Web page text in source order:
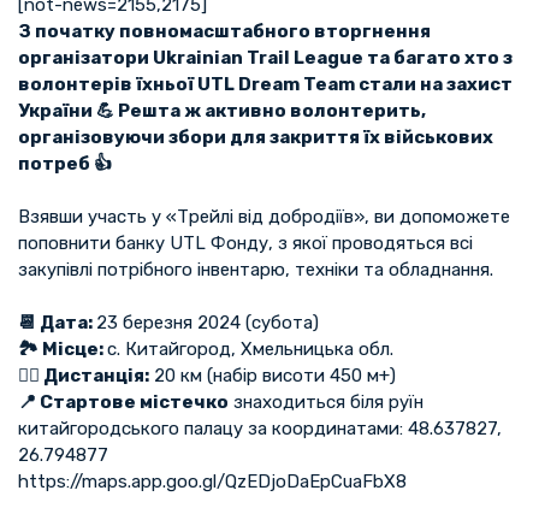
[not-news=2155,2175]
З початку повномасштабного вторгнення
організатори Ukrainian Trail League та багато хто з
волонтерів їхньої UTL Dream Team стали на захист
України 💪 Решта ж активно волонтерить,
організовуючи збори для закриття їх військових
потреб 👍
Взявши участь у «Трейлі від добродіїв», ви допоможете
поповнити банку UTL Фонду, з якої проводяться всі
закупівлі потрібного інвентарю, техніки та обладнання.
📆 Дата: 23 березня 2024 (субота)
🏞 Місце:с. Китайгород, Хмельницька обл.
🏃‍♀️ Дистанція: 20 км (набір висоти 450 м+)
📍 Стартове містечко знаходиться біля руїн
китайгородського палацу за координатами: 48.637827,
26.794877
https://maps.app.goo.gl/QzEDjoDaEpCuaFbX8